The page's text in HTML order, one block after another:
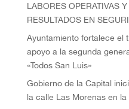
⁠LABORES OPERATIVAS
RESULTADOS EN
Ayuntamiento fortalece el
apoyo a la segunda
«Todos San Luis»
Gobierno de la Capital
la calle Las Morenas en la